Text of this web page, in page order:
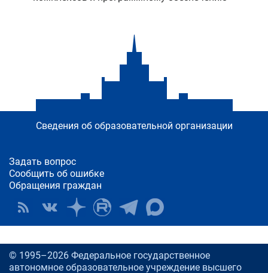
Сведения об образовательной организации
Задать вопрос
Сообщить об ошибке
Обращения граждан
© 1995–2026 Федеральное государственное
автономное образовательное учреждение высшего